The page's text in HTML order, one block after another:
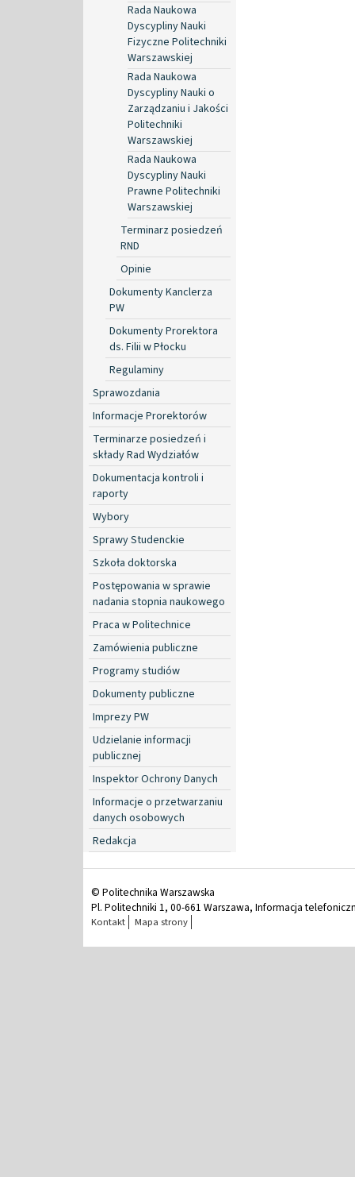
Rada Naukowa
Dyscypliny Nauki
Fizyczne Politechniki
Warszawskiej
Rada Naukowa
Dyscypliny Nauki o
Zarządzaniu i Jakości
Politechniki
Warszawskiej
Rada Naukowa
Dyscypliny Nauki
Prawne Politechniki
Warszawskiej
Terminarz posiedzeń
RND
Opinie
Dokumenty Kanclerza
PW
Dokumenty Prorektora
ds. Filii w Płocku
Regulaminy
Sprawozdania
Informacje Prorektorów
Terminarze posiedzeń i
składy Rad Wydziałów
Dokumentacja kontroli i
raporty
Wybory
Sprawy Studenckie
Szkoła doktorska
Postępowania w sprawie
nadania stopnia naukowego
Praca w Politechnice
Zamówienia publiczne
Programy studiów
Dokumenty publiczne
Imprezy PW
Udzielanie informacji
publicznej
Inspektor Ochrony Danych
Informacje o przetwarzaniu
danych osobowych
Redakcja
© Politechnika Warszawska
Pl. Politechniki 1, 00-661 Warszawa, Informacja
Kontakt Mapa strony